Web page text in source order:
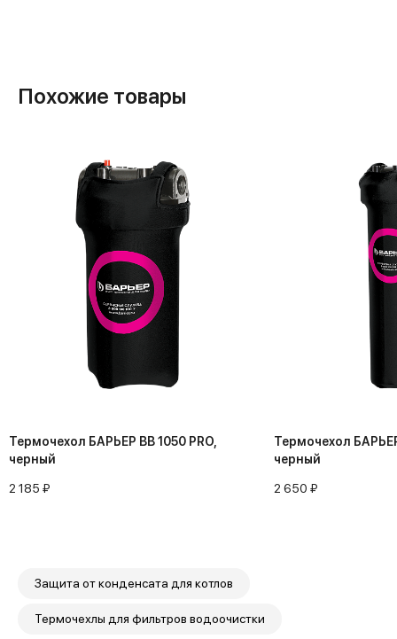
Похожие товары
Термочехол БАРЬЕР BB 1050 PRO,
черный
2 185 ₽
Термочехол
черный
2 650 ₽
Защита от конденсата для котлов
Термочехлы для фильтров водоочистки